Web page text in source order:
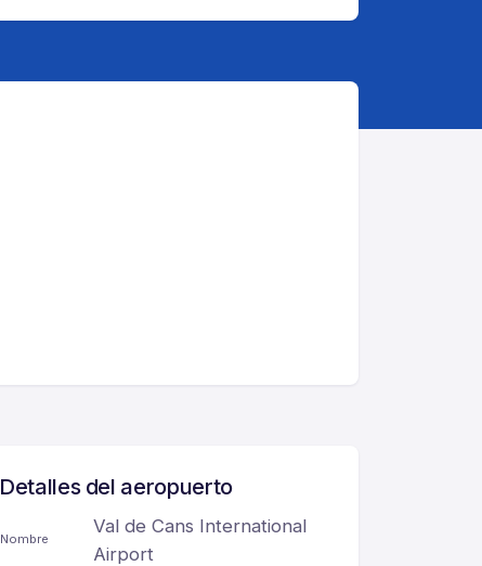
Detalles del aeropuerto
Nombre
Val de Cans International
Airport